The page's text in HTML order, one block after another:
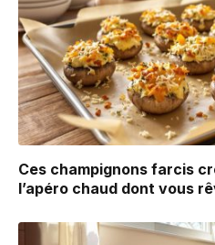
Ces champignons farcis
l’apéro chaud dont vous